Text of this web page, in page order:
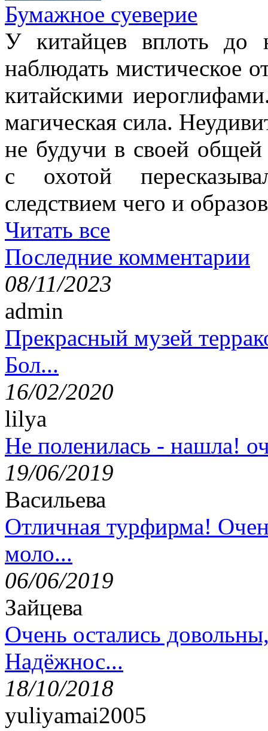
Бумажное суеверие
У китайцев вплоть до
наблюдать мистическое
китайскими
магическая сила.
не будучи в своей
с охотой
следствием чего и
Читать все
Последние комментарии
08/11/2023
admin
Прекрасный музей
Бол...
16/02/2020
lilya
Не поленилась - нашла!
19/06/2019
Васильева
Отличная турфирма!
моло...
06/06/2019
Зайцева
Очень остались
Надёжнос...
18/10/2018
yuliyamai2005